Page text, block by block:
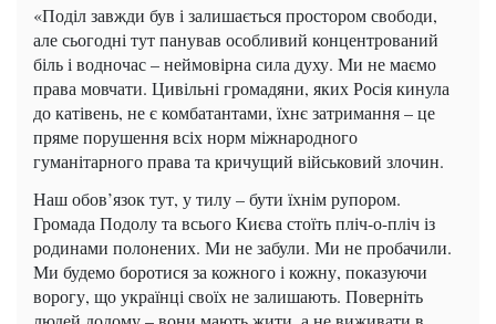
«Поділ завжди був і залишається простором свободи,
але сьогодні тут панував особливий концентрований
біль і водночас – неймовірна сила духу. Ми не маємо
права мовчати. Цивільні громадяни, яких Росія кинула
до катівень, не є комбатантами, їхнє затримання – це
пряме порушення всіх норм міжнародного
гуманітарного права та кричущий військовий злочин.
Наш обов’язок тут, у тилу – бути їхнім рупором.
Громада Подолу та всього Києва стоїть пліч-о-пліч із
родинами полонених. Ми не забули. Ми не пробачили.
Ми будемо боротися за кожного і кожну, показуючи
ворогу, що українці своїх не залишають. Поверніть